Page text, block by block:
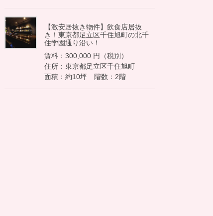
【激安居抜き物件】飲食店居抜
き！東京都足立区千住旭町の北千
住学園通り沿い！
賃料：300,000 円（税別）
住所：東京都足立区千住旭町
面積：約10坪 階数：2階